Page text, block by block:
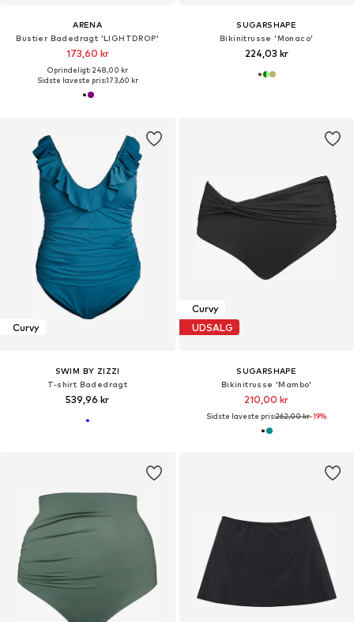
ARENA
Bustier Badedragt 'LIGHTDROP'
173,60 kr
Oprindeligt: 248,00 kr
Sidste laveste pris:173,60 kr
SUGARSHAPE
Bikinitrusse 'Monaco'
224,03 kr
Curvy
SWIM BY ZIZZI
T-shirt Badedragt
539,96 kr
Curvy
UDSALG
SUGARSHAPE
Bikinitrusse 'Mambo'
210,00 kr
Sidste laveste pris:262,00 kr-19%